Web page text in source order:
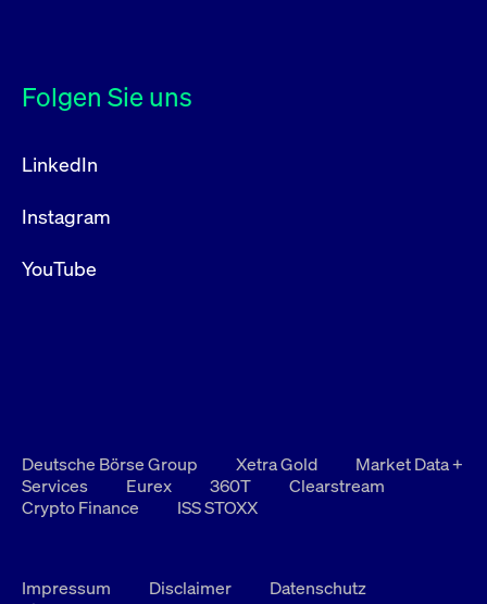
Folgen Sie uns
LinkedIn
Instagram
YouTube
Deutsche Börse Group Xetra Gold
Market Data +
Services
Eurex 360T
Clearstream
Crypto Finance
ISS STOXX
Impressum Disclaimer
Datenschutz